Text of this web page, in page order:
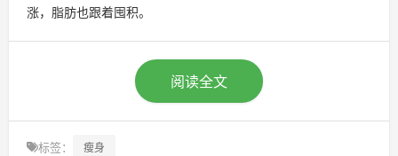
涨，脂肪也跟着囤积。
阅读全文
标签： 瘦身